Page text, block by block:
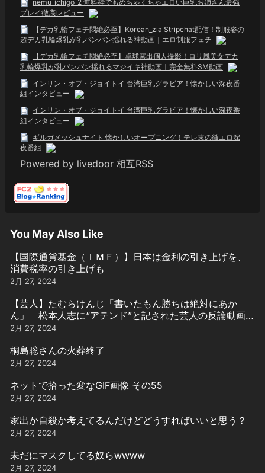
nemu_ichigo_2 無料枠でもめちゃくちゃエロい巨乳お姉さん最強
プレイ徹底レビュー
【デカ乳輪フェチ悶絶必至】Korean_zia Stripchat配信！制服姿の
超デカ乳輪爆乳が乳パンパン揺れる神動画｜エロ制服フェチ
【デカ乳輪フェチ悶絶必至】卓球露出個人撮影！ロリ風美女デカ
乳輪爆乳が乳パンパン揺れるマジイキ神動画｜完全無料SM動画
インリン・オブ・ジョイトイ 台湾巨乳グラビア！懐かしい深夜番
組インタビュー
インリン・オブ・ジョイトイ 台湾巨乳グラビア！懐かしい深夜番
組インタビュー
ギルガメッシュナイト 懐かしいオープニング！テレ東の微エロ深
夜番組
Powered by livedoor 相互RSS
You May Also Like
【国際通貨基金（ＩＭＦ）】日本は金利の引き上げを、
消費税率の引き上げも
2月 27, 2024
【芸人】たむらけんじ「書いたもん勝ちは絶対にあか
ん」 松本人志に“アテンド”と記された芸人の反論動画引
用
2月 27, 2024
桐島聡さんの火葬終了
2月 27, 2024
ネットで拾った変なGIF画像 その55
2月 27, 2024
家出か自殺か考えてるんだけどどうすればいいと思う？
2月 27, 2024
未だにマスクしてる奴らwwww
2月 27, 2024